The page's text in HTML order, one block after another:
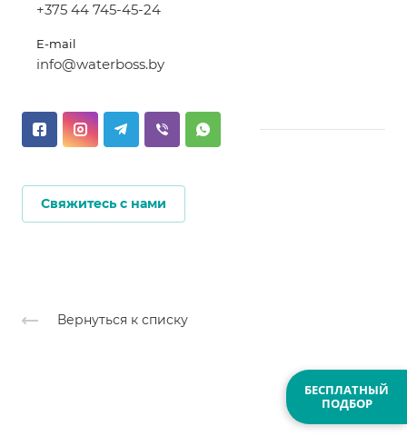
+375 44 745-45-24
E-mail
info@waterboss.by
Свяжитесь с нами
Вернуться к списку
БЕСПЛАТНЫЙ
ПОДБОР